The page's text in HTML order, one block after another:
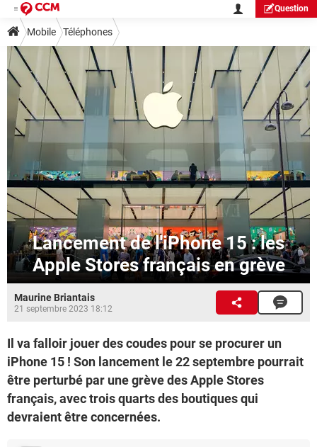
Question
Mobile Téléphones
Lancement de l'iPhone 15 : les
Apple Stores français en grève
Maurine Briantais
21 septembre 2023 18:12
Il va falloir jouer des coudes pour se procurer un
iPhone 15 ! Son lancement le 22 septembre pourrait
être perturbé par une grève des Apple Stores
français, avec trois quarts des boutiques qui
devraient être concernées.